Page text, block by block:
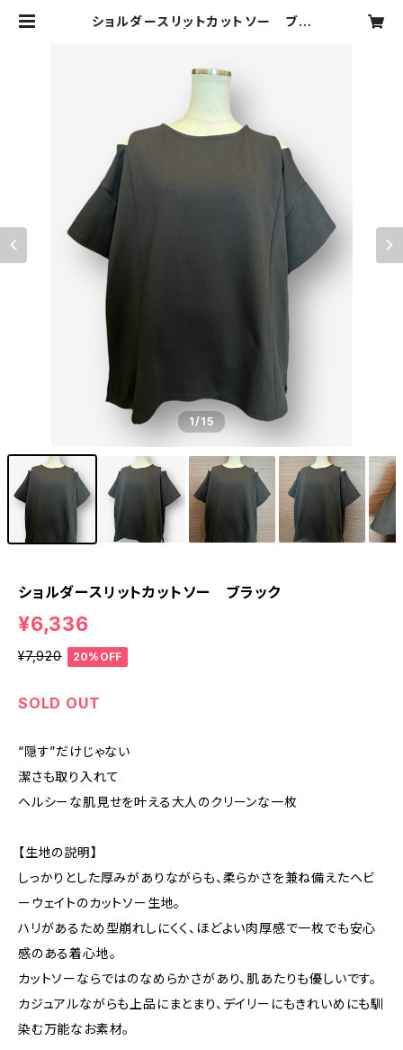
ショルダースリットカットソー ブラ
1/15
ショルダースリットカットソー ブラック
¥6,336
¥7,920 20%OFF
SOLD OUT
“隠す”だけじゃない
潔さも取り入れて
ヘルシーな肌見せを叶える大人のクリーンな一枚
【生地の説明】
しっかりとした厚みがありながらも、柔らかさを兼ね備えたヘビ
ーウェイトのカットソー生地。
ハリがあるため型崩れしにくく、ほどよい肉厚感で一枚でも安心
感のある着心地。
カットソーならではのなめらかさがあり、肌あたりも優しいです。
カジュアルながらも上品にまとまり、デイリーにもきれいめにも馴
染む万能なお素材。